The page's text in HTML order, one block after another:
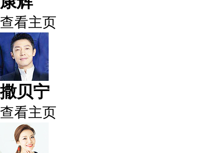
查看主页
撒贝宁
查看主页